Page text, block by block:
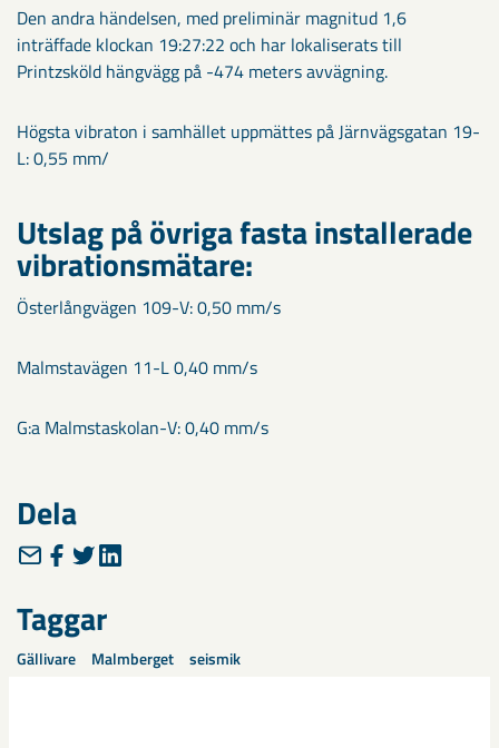
Den andra händelsen, med preliminär magnitud 1,6
inträffade klockan 19:27:22 och har lokaliserats till
Printzsköld hängvägg på -474 meters avvägning.
Högsta vibraton i samhället uppmättes på Järnvägsgatan 19-
L: 0,55 mm/
Utslag på övriga fasta installerade
vibrationsmätare:
Österlångvägen 109-V: 0,50 mm/s
Malmstavägen 11-L 0,40 mm/s
G:a Malmstaskolan-V: 0,40 mm/s
Dela
Taggar
Gällivare Malmberget seismik